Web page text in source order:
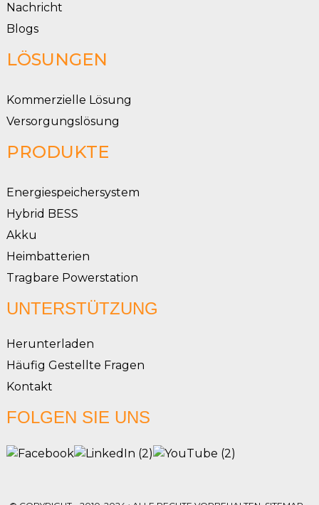
Nachricht
Blogs
LÖSUNGEN
Kommerzielle Lösung
Versorgungslösung
PRODUKTE
Energiespeichersystem
Hybrid BESS
Akku
Heimbatterien
Tragbare Powerstation
UNTERSTÜTZUNG
Herunterladen
Häufig Gestellte Fragen
Kontakt
FOLGEN SIE UNS